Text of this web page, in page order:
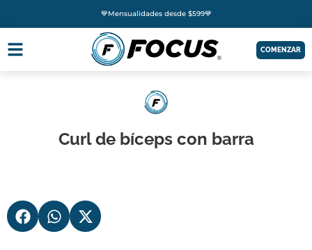
💙Mensualidades desde $599💙
COMENZAR
Curl de bíceps con barra